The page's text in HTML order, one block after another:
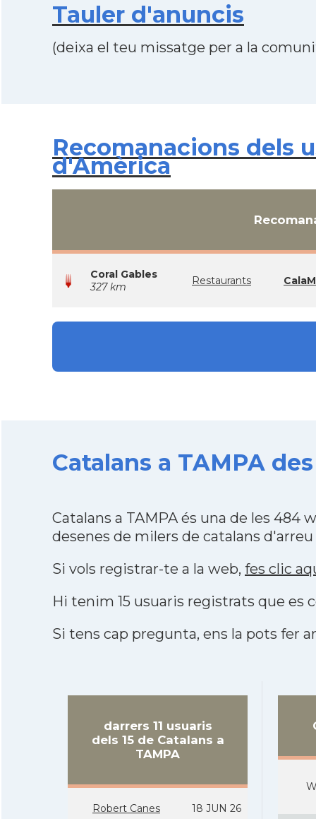
Tauler d'anuncis
(deixa el teu missatge per a la
Recomanacions dels
d'Amèrica
Coral Gables
327 km
Restaurants
Catalans a TAMPA
Catalans a TAMPA és una de les 484
desenes de milers de catalans
Si vols registrar-te a la web, fes clic
Hi tenim 15 usuaris registrats que
Si tens cap pregunta, ens la pots fer
darrers 11 usuaris
dels 15 de Catalans a
TAMPA
Robert Canes 18 JUN 26